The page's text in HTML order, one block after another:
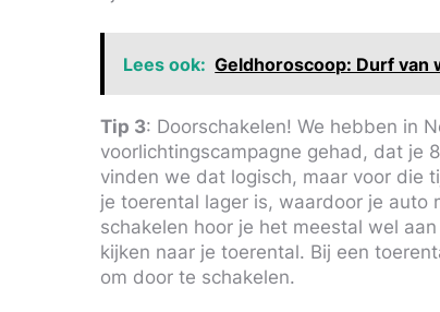
Lees ook: Geldhoroscoop: Durf van
Tip 3: Doorschakelen! We hebben in
voorlichtingscampagne gehad, dat je
vinden we dat logisch, maar voor die
je toerental lager is, waardoor je auto
schakelen hoor je het meestal wel
kijken naar je toerental. Bij een
om door te schakelen.